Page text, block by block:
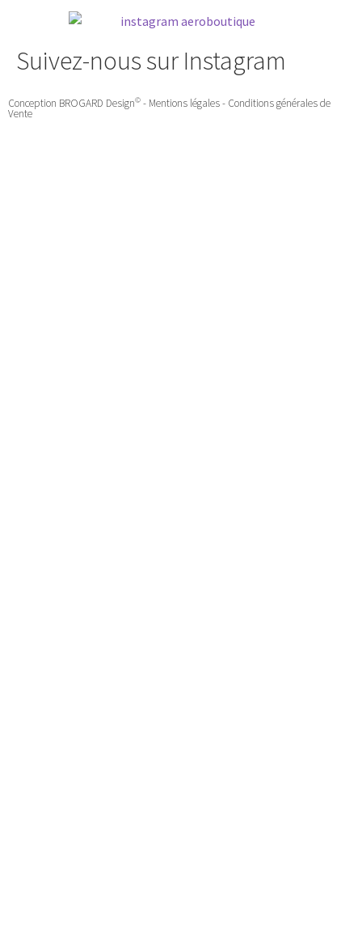
Suivez-nous sur Instagram
Conception BROGARD Design© - Mentions légales- Conditions générales de
Vente